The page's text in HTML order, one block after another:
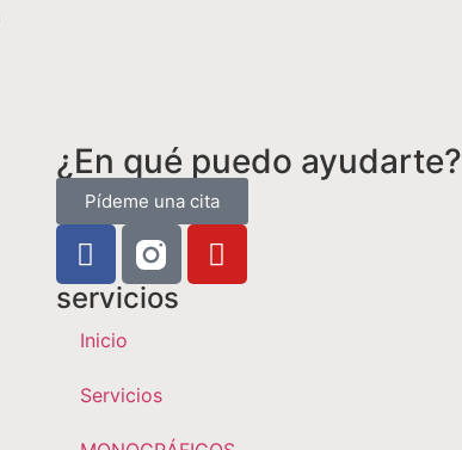
¿En qué puedo ayudarte?
Pídeme una cita
servicios
Inicio
Servicios